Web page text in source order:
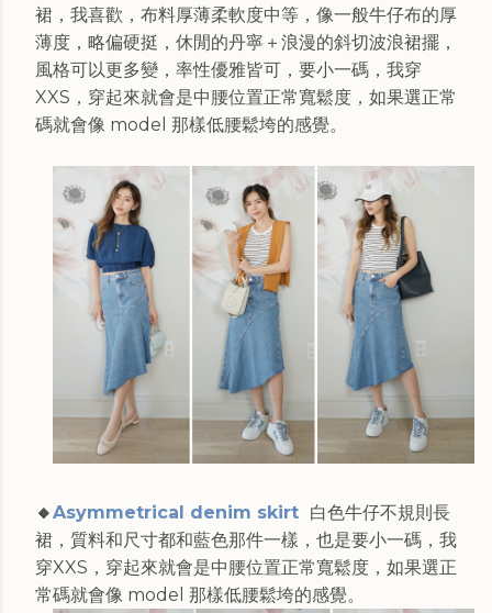
裙，我喜歡，布料厚薄柔軟度中等，像一般牛仔布的厚
薄度，略偏硬挺，休閒的丹寧＋浪漫的斜切波浪裙擺，
風格可以更多變，率性優雅皆可，要小一碼，我穿
XXS，穿起來就會是中腰位置正常寬鬆度，如果選正常
碼就會像 model 那樣低腰鬆垮的感覺。
🔸Asymmetrical denim skirt 白色牛仔不規則長
裙，質料和尺寸都和藍色那件一樣，也是要小一碼，我
穿XXS，穿起來就會是中腰位置正常寬鬆度，如果選正
常碼就會像 model 那樣低腰鬆垮的感覺。